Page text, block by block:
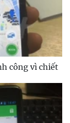
công vì chiết